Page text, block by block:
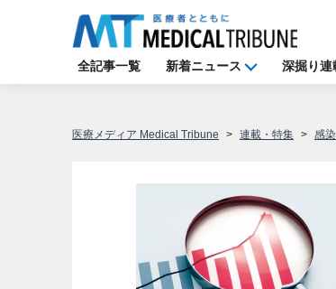
全記事一覧 新着ニュース 深掘り連
医療メディア Medical Tribune 連載・特集 感